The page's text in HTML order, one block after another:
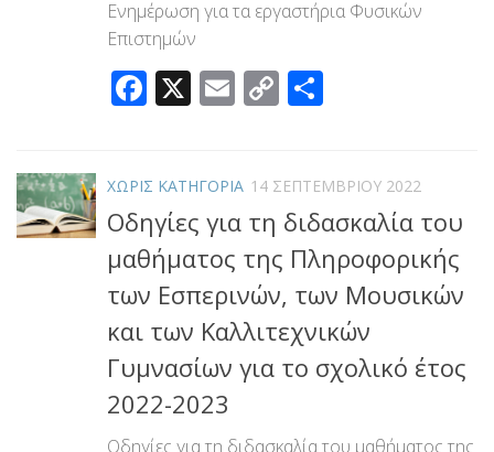
Ενημέρωση για τα εργαστήρια Φυσικών
Επιστημών
Facebook
X Email
Copy
ΧΩΡΊΣ ΚΑΤΗΓΟΡΊΑ 14 ΣΕΠΤΕΜΒΡΊΟΥ 2022
Οδηγίες για τη διδασκαλία του
μαθήματος της Πληροφορικής
των Εσπερινών, των Μουσικών
και των Καλλιτεχνικών
Γυμνασίων για το σχολικό έτος
2022-2023
Οδηγίες για τη διδασκαλία του μαθήματος της